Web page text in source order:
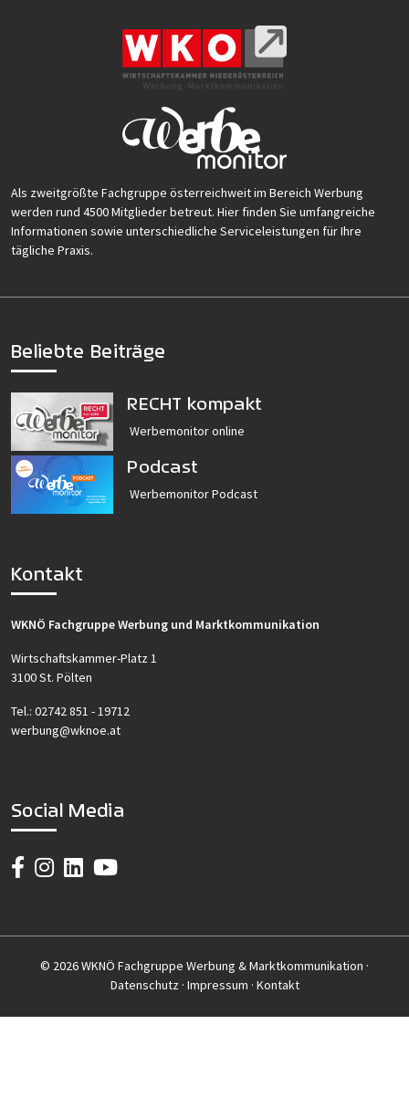
Als zweitgrößte Fachgruppe österreichweit im Bereich Werbung
werden rund 4500 Mitglieder betreut. Hier finden Sie umfangreiche
Informationen sowie unterschiedliche Serviceleistungen für Ihre
tägliche Praxis.
Beliebte Beiträge
RECHT kompakt
Werbemonitor online
Podcast
Werbemonitor Podcast
Kontakt
WKNÖ Fachgruppe Werbung und Marktkommunikation
Wirtschaftskammer-Platz 1
3100 St. Pölten
Tel.: 02742 851 - 19712
werbung@wknoe.at
Social Media
© 2026 WKNÖ Fachgruppe Werbung & Marktkommunikation ·
Datenschutz· Impressum · Kontakt